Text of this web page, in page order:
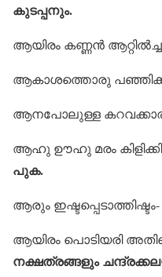
കുടപ്പനും.
ആയിരം കണ്ണന്‍
ആകാശത്തൊരു
ആനപോലുള്ള
ആഹു ഊഹു മരം
പുക.
ആരും ഇഷ്ടപ്പെടാത്തിഷ്ടം-
ആയിരം പൊടിയരി
നക്ഷത്രങ്ങളും